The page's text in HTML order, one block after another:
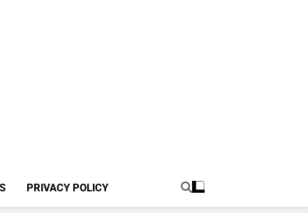
PRIVACY POLICY